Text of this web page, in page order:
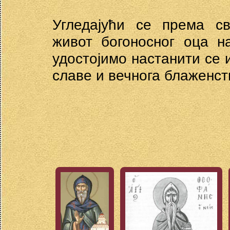
Угледајући се према
живот богоносног оца
удостојимо настанити
славе и вечнога